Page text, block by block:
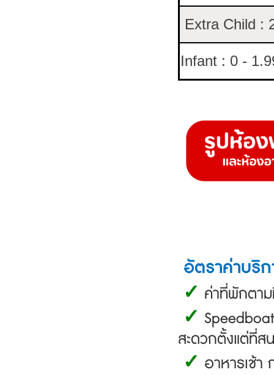
Extra Child :
Infant : 0 -
อัตราค่าบริ
✓ ค่าที่พักตา
✓
สะดวกตั้งแต่ที่
✓ อาหารเช้